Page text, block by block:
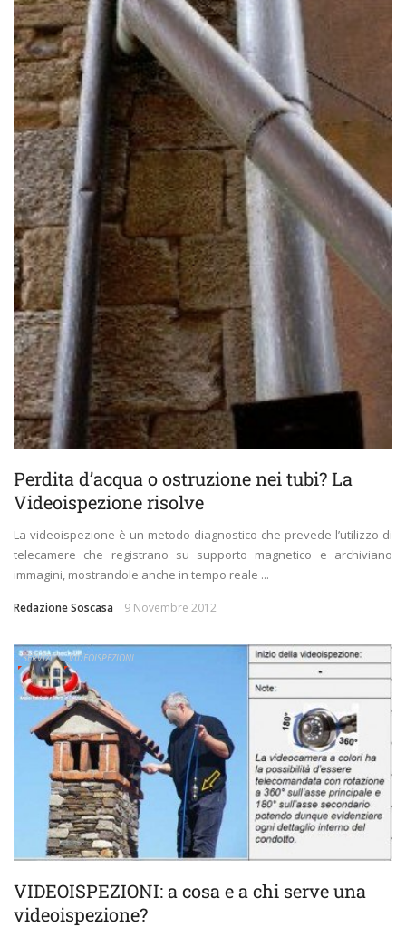
Perdita d’acqua o ostruzione nei tubi? La
Videoispezione risolve
La videoispezione è un metodo diagnostico che prevede l’utilizzo di
telecamere che registrano su supporto magnetico e archiviano
immagini, mostrandole anche in tempo reale ...
Redazione Soscasa 9 Novembre 2012
SERVIZI VIDEOISPEZIONI
VIDEOISPEZIONI: a cosa e a chi serve una
videoispezione?